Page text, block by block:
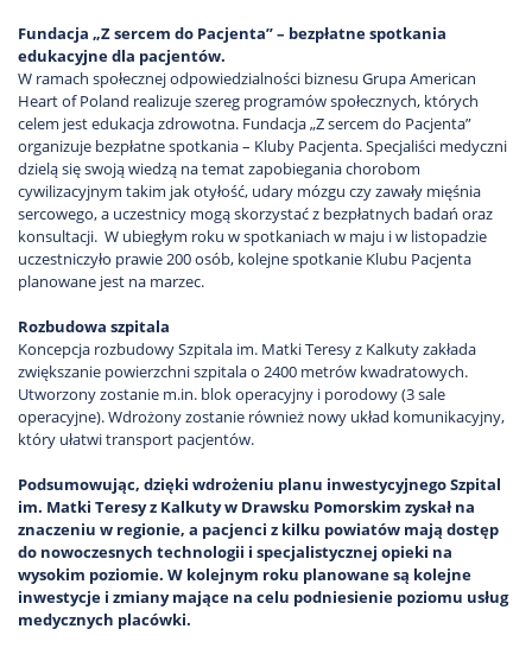
Fundacja „Z sercem do Pacjenta” – bezpłatne spotkania
edukacyjne dla pacjentów.
W ramach społecznej odpowiedzialności biznesu Grupa American
Heart of Poland realizuje szereg programów społecznych, których
celem jest edukacja zdrowotna. Fundacja „Z sercem do Pacjenta”
organizuje bezpłatne spotkania – Kluby Pacjenta. Specjaliści medyczni
dzielą się swoją wiedzą na temat zapobiegania chorobom
cywilizacyjnym takim jak otyłość, udary mózgu czy zawały mięśnia
sercowego, a uczestnicy mogą skorzystać z bezpłatnych badań oraz
konsultacji. W ubiegłym roku w spotkaniach w maju i w listopadzie
uczestniczyło prawie 200 osób, kolejne spotkanie Klubu Pacjenta
planowane jest na marzec.
Rozbudowa szpitala
Koncepcja rozbudowy Szpitala im. Matki Teresy z Kalkuty zakłada
zwiększanie powierzchni szpitala o 2400 metrów kwadratowych.
Utworzony zostanie m.in. blok operacyjny i porodowy (3 sale
operacyjne). Wdrożony zostanie również nowy układ komunikacyjny,
który ułatwi transport pacjentów.
Podsumowując, dzięki wdrożeniu planu inwestycyjnego Szpital
im. Matki Teresy z Kalkuty w Drawsku Pomorskim zyskał na
znaczeniu w regionie, a pacjenci z kilku powiatów mają dostęp
do nowoczesnych technologii i specjalistycznej opieki na
wysokim poziomie. W kolejnym roku planowane są kolejne
inwestycje i zmiany mające na celu podniesienie poziomu usług
medycznych placówki.